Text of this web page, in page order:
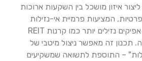
איזון מושכל בין השקעות ארוכות
המציעות פרמיית אי-נזילות
משמעותית, לבין אפיקים נזילים יותר כמו קרנות REIT
תכנון זה מאפשר ניצול מיטבי של
– התוספת לתשואה שמשקיעים